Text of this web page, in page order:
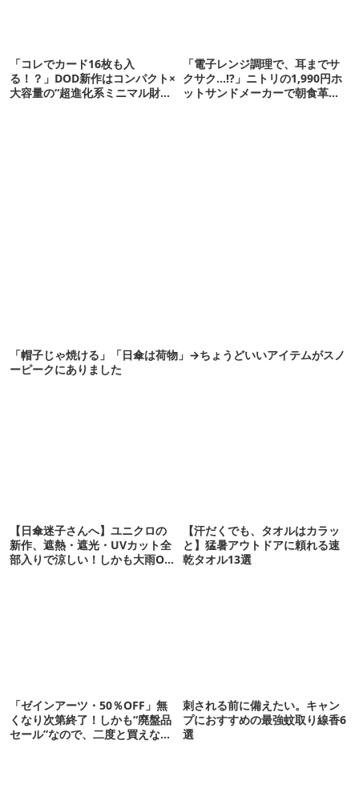
「コレでカード16枚も入
る！？」DOD新作はコンパクト×
大容量の“超進化系ミニマル財
「電子レンジ調理で、耳までサ
クサク…!?」ニトリの1,990円ホ
ットサンドメーカーで朝食革命
「帽子じゃ焼ける」「日傘は荷物」→ちょうどいいアイテムがスノ
ーピークにありました
【日傘迷子さんへ】ユニクロの
新作、遮熱・遮光・UVカット全
部入りで涼しい！しかも大雨OK
【汗だくでも、タオルはカラッ
と】猛暑アウトドアに頼れる速
乾タオル13選
「ゼインアーツ・50％OFF」無
くなり次第終了！しかも“廃盤品
セール”なので、二度と買えない
刺される前に備えたい。キャン
プにおすすめの最強蚊取り線香6
選